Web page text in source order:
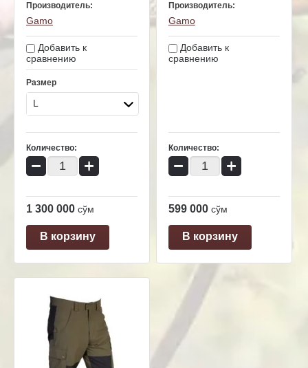
Производитель:
Gamo
Добавить к
сравнению
Размер
L
Количество:
− +
1 300 000 сўм
В корзину
Производитель:
Gamo
Добавить к
сравнению
Количество:
− +
599 000 сўм
В корзину